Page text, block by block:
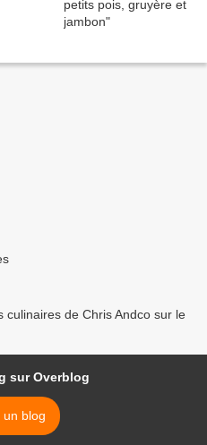
culinaires de Chris Andco sur le
sur Overblog
un blog